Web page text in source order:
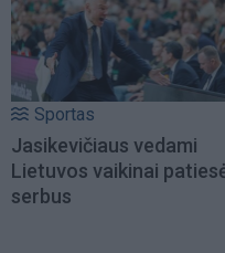
Sportas
Jasikevičiaus vedami
Lietuvos vaikinai
serbus